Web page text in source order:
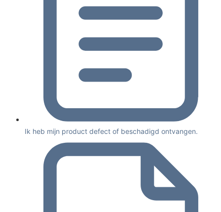
Ik heb mijn product defect of beschadigd ontvangen.